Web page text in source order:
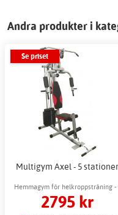
Andra produkter i
Se priset
Multigym Axel - 5 stationer
Hemmagym för helkroppsträning -
kg motståndsvikter
2795 kr